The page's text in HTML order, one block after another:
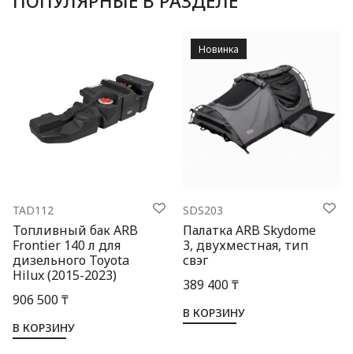
TAD112
Топливный бак ARB
Frontier 140 л для
дизельного Toyota
Hilux (2015-2023)
906 500 ₸
В КОРЗИНУ
SDS203
Палатка ARB Skydome
3, двухместная, тип
свэг
389 400 ₸
В КОРЗИНУ
Новинка